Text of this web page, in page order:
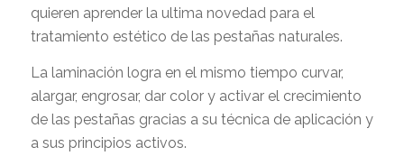
quieren aprender la ultima novedad para el
tratamiento estético de las pestañas naturales.
La laminación logra en el mismo tiempo curvar,
alargar, engrosar, dar color y activar el crecimiento
de las pestañas gracias a su técnica de aplicación y
a sus principios activos.